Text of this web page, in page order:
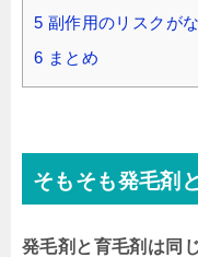
5 副作用のリスクが
6 まとめ
そもそも発毛剤
発毛剤と育毛剤は同